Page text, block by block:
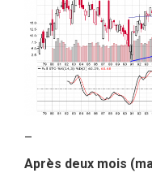
–
Après deux mois